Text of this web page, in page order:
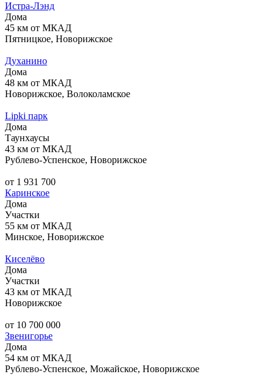
Истра-Лэнд
Дома
45 км от МКАД
Пятницкое, Новорижское
Духанино
Дома
48 км от МКАД
Новорижское, Волоколамское
Lipki парк
Дома
Таунхаусы
43 км от МКАД
Рублево-Успенское, Новорижское
от 1 931 700
Каринское
Дома
Участки
55 км от МКАД
Минское, Новорижское
Киселёво
Дома
Участки
43 км от МКАД
Новорижское
от 10 700 000
Звенигорье
Дома
54 км от МКАД
Рублево-Успенское, Можайское, Новорижское